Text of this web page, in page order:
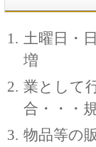
土曜日・
増
業として
合・・・
物品等の